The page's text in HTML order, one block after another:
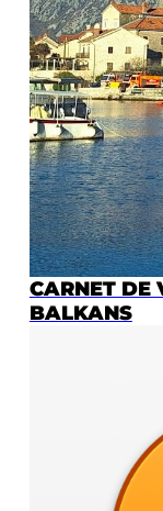
CARNET DE
BALKANS